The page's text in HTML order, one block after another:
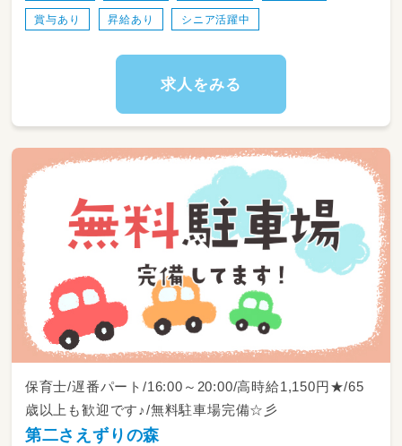
賞与あり 昇給あり シニア活躍中
求人をみる
保育士/遅番パート/16:00～20:00/高時給1,150円★/65
歳以上も歓迎です♪/無料駐車場完備☆彡
第二さえずりの森